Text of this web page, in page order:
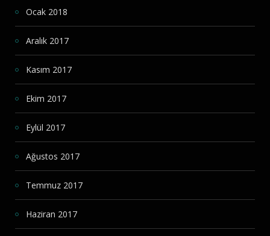
Ocak 2018
Aralık 2017
Kasım 2017
Ekim 2017
Eylül 2017
Ağustos 2017
Temmuz 2017
Haziran 2017